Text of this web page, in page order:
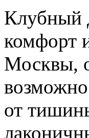
Клубный
комфорт
Москвы,
от